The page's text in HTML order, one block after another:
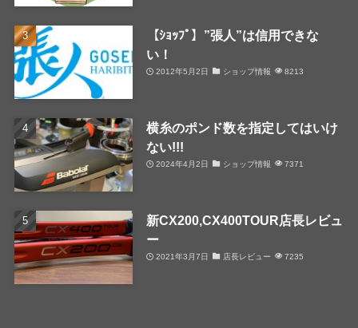
【ｼｮｯﾌﾟ】”張人”は信用できな
い！
2012年5月2日 ショップ情報 8213
横糸のポンド数を指定してはいけ
ない!!!
2024年4月2日 ショップ情報 7371
新CX200,CX400TOUR店長レビュ
ー
2021年3月7日 店長レビュー 7235